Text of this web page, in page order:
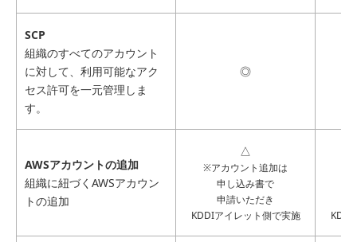
SCP
組織のすべてのアカウント
に対して、利用可能なアク
セス許可を一元管理しま
す。
◎
AWSアカウントの追加
組織に紐づくAWSアカウン
トの追加
△
※アカウント追加は
申し込み書で
申請いただき
KDDIアイレット側で実施
KDDI